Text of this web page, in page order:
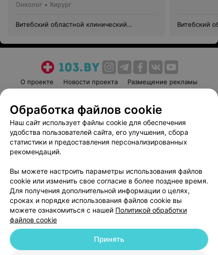
Онколог • Хирург
Витебский областной клинический
Витебский
О проекте Новости проекта
Размещение рекламы
Пользовательское соглашение
Способы оплаты
Вакансии
Партнеры
Написать руководителю 103.by
Обработка персональных данных
© 2026 ООО «Артокс Лаб», УНП 191700409
| 220012, Республика Беларусь,
Обработка файлов cookie
Наш сайт использует файлы cookie для обеспечения
удобства пользователей сайта, его улучшения, сбора
статистики и предоставления персонализированных
рекомендаций.
Вы можете настроить параметры использования файлов
cookie или изменить свое согласие в более позднее время.
Для получения дополнительной информации о целях,
сроках и порядке использования файлов cookie вы
можете ознакомиться с нашей Политикой обработки
файлов cookie
Принять